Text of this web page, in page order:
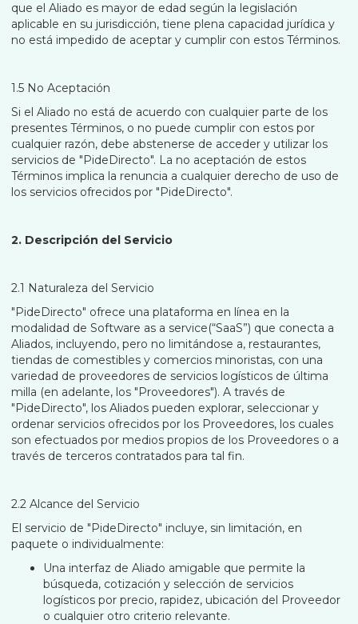
que el Aliado es mayor de edad según la legislación
aplicable en su jurisdicción, tiene plena capacidad jurídica y
no está impedido de aceptar y cumplir con estos Términos.
1.5 No Aceptación
Si el Aliado no está de acuerdo con cualquier parte de los
presentes Términos, o no puede cumplir con estos por
cualquier razón, debe abstenerse de acceder y utilizar los
servicios de "PideDirecto". La no aceptación de estos
Términos implica la renuncia a cualquier derecho de uso de
los servicios ofrecidos por "PideDirecto".
2. Descripción del Servicio
2.1 Naturaleza del Servicio
"PideDirecto" ofrece una plataforma en línea en la
modalidad de Software as a service(“SaaS”) que conecta a
Aliados, incluyendo, pero no limitándose a, restaurantes,
tiendas de comestibles y comercios minoristas, con una
variedad de proveedores de servicios logísticos de última
milla (en adelante, los "Proveedores"). A través de
"PideDirecto", los Aliados pueden explorar, seleccionar y
ordenar servicios ofrecidos por los Proveedores, los cuales
son efectuados por medios propios de los Proveedores o a
través de terceros contratados para tal fin.
2.2 Alcance del Servicio
El servicio de "PideDirecto" incluye, sin limitación, en
paquete o individualmente:
Una interfaz de Aliado amigable que permite la
búsqueda, cotización y selección de servicios
logísticos por precio, rapidez, ubicación del Proveedor
o cualquier otro criterio relevante.